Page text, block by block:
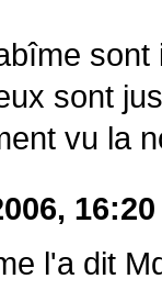
sont
vu la
l'a dit